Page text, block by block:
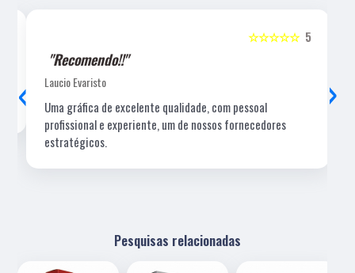
5
☆☆☆☆☆
"Recomendo!!"
Laucio Evaristo
Uma gráfica de excelente qualidade, com pessoal
profissional e experiente, um de nossos fornecedores
estratégicos.
‹ ›
Pesquisas relacionadas